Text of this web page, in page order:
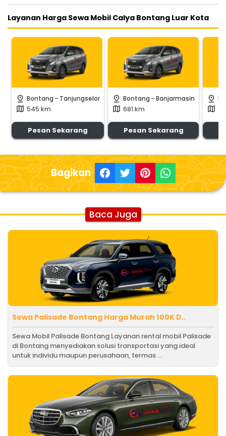
Layanan Harga Sewa Mobil Calya Bontang Luar Kota
pin_drop Bontang - Tanjungselor
map 545 km
Pesan Sekarang
pin_drop Bontang -Banjarmasin
map 681 km
Pesan Sekarang
pin_drop
map
Bagikan
Baca Juga
Sewa Palisade Bontang Harga Murah 100K D..
Sewa Mobil Palisade Bontang Layanan rental mobil Palisade
di Bontang menyediakan solusi transportasi yang ideal
untuk individu maupun perusahaan, termas ...